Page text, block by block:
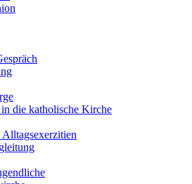
die katholische Kirche